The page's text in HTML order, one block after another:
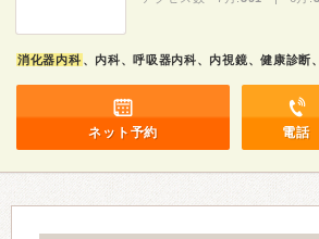
消化器内科 、内科、呼吸器内科、内視鏡、健康診断
ネット予約 電話